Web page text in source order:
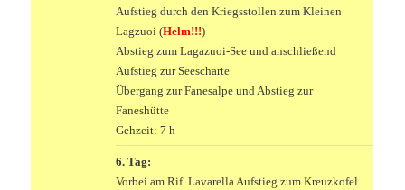
Aufstieg durch den Kriegsstollen zum Kleinen
Lagzuoi (Helm!!!)
Abstieg zum Lagazuoi-See und anschließend
Aufstieg zur Seescharte
Übergang zur Fanesalpe und Abstieg zur
Faneshütte
Gehzeit: 7 h
6. Tag:
Vorbei am Rif. Lavarella Aufstieg zum Kreuzkofel